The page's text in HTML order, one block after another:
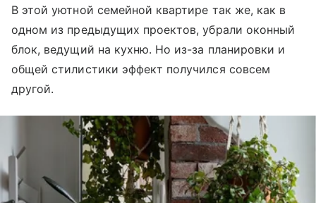
В этой уютной семейной квартире так же, как в
одном из предыдущих проектов, убрали оконный
блок, ведущий на кухню. Но из-за планировки и
общей стилистики эффект получился совсем
другой.